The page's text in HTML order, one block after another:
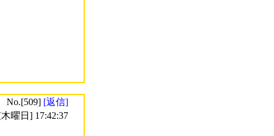
No.[509] [返信]
曜日] 17:42:37